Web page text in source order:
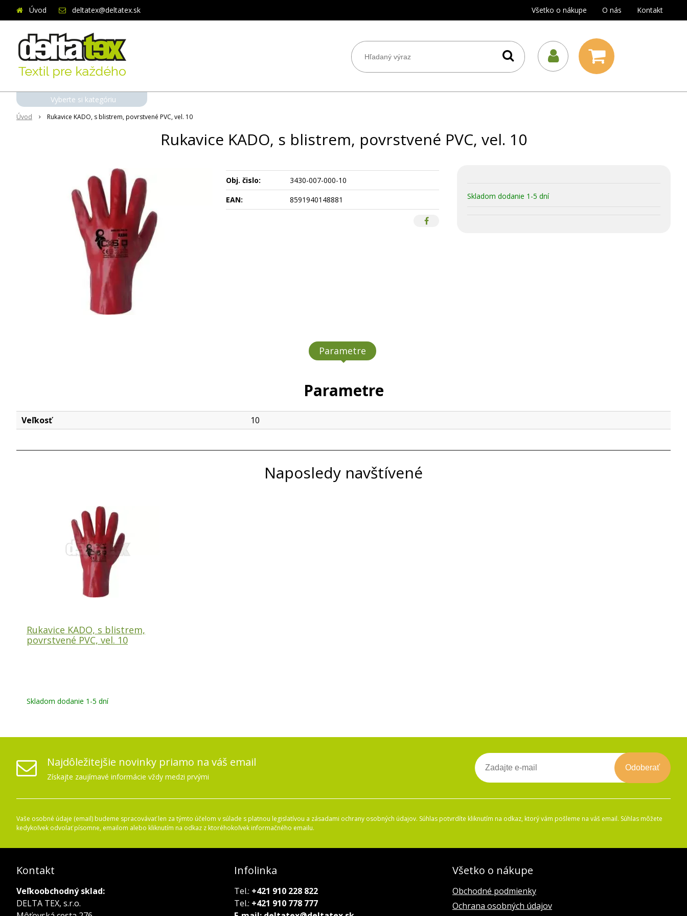
Úvod deltatex@deltatex.sk Všetko o nákupe O nás Kontakt
Úvod Rukavice KADO, s blistrem, povrstvené PVC, vel. 10
Rukavice KADO, s blistrem, povrstvené PVC, vel. 10
Skladom dodanie 1-5 dní
Obj. čislo:
3430-007-000-10
EAN:
8591940148881
Parametre
Parametre
Veľkosť 10
Naposledy navštívené
Rukavice KADO, s blistrem,
povrstvené PVC, vel. 10
Skladom dodanie 1-5 dní
Vyberte si kategóriu
Najdôležitejšie novinky priamo na váš email
Získajte zaujímavé informácie vždy medzi prvými
Odoberať
Vaše osobné údaje (email) budeme spracovávať len za týmto účelom v súlade s platnou legislatívou a zásadami ochrany osobných údajov. Súhlas potvrdíte kliknutím na odkaz, ktorý vám pošleme na váš email. Súhlas môžete
kedykoľvek odvolať písomne, emailom alebo kliknutím na odkaz z ktoréhokoľvek informačného emailu.
Kontakt
Veľkoobchodný sklad:
DELTA TEX, s.r.o.
Infolinka
Tel.: +421 910 228 822
Tel.: +421 910 778 777
Všetko o nákupe
Obchodné podmienky
Ochrana osobných údajov